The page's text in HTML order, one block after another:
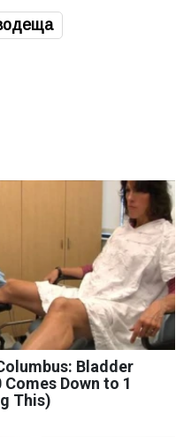
Bladder
Down to 1
This)